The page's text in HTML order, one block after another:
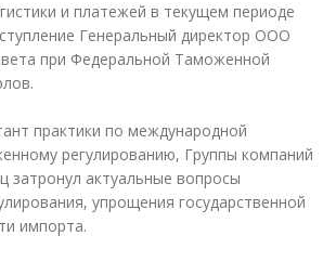
и платежей в текущем периоде
Генеральный директор ООО
при Федеральной Таможенной
практики по международной
регулированию, Группы компаний
затронул актуальные вопросы
упрощения государственной
импорта.